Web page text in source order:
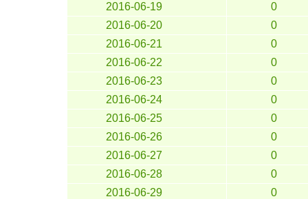
2016-06-19
0
2016-06-20
0
2016-06-21
0
2016-06-22
0
2016-06-23
0
2016-06-24
0
2016-06-25
0
2016-06-26
0
2016-06-27
0
2016-06-28
0
2016-06-29
0